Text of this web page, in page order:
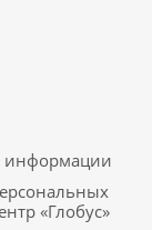
информации
«Глобус»